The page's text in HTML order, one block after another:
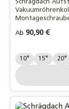
Schrägdach
Regulärer Preis:
Ab 90,90 €
Grad:
10° 15° 20°